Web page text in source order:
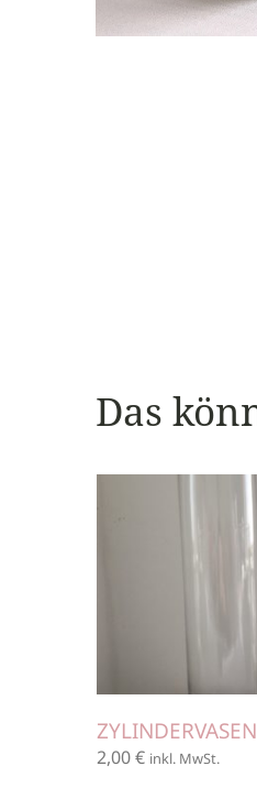
Das
2,00€ inkl. MwSt.